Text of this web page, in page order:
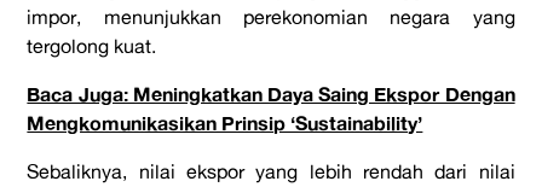
impor, menunjukkan perekonomian negara yang
tergolong kuat.
Baca Juga: Meningkatkan Daya Saing Ekspor Dengan
Mengkomunikasikan Prinsip ‘Sustainability’
Sebaliknya, nilai ekspor yang lebih rendah dari nilai